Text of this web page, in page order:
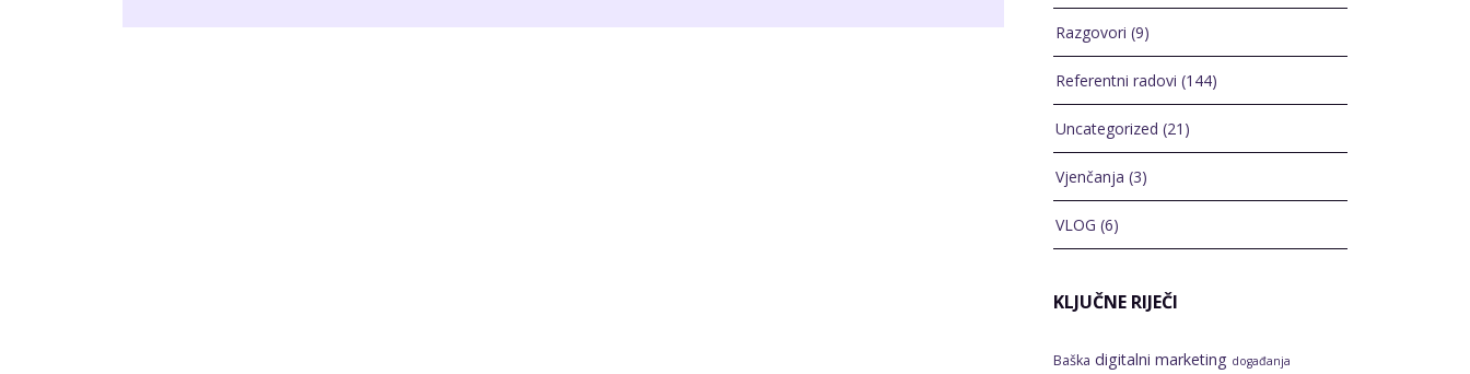
Razgovori (9)
Referentni radovi (144)
Uncategorized (21)
Vjenčanja (3)
VLOG (6)
KLJUČNE RIJEČI
Baška digitalni marketing događanja